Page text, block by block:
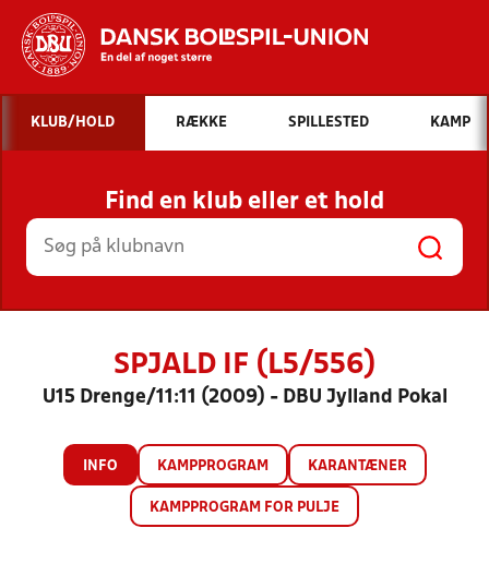
Hvad vil du søge efter?
INDHOLD OG NYHEDER
STILLINGER, RESULTATER, KLUBBER OG
HOLD
KLUB/HOLD RÆKKE SPILLESTED KAMP
Find en klub eller et hold
SPJALD IF (L5/556)
U15 Drenge/11:11 (2009) - DBU Jylland Pokal
INFO KAMPPROGRAM KARANTÆNER
KAMPPROGRAM FOR PULJE